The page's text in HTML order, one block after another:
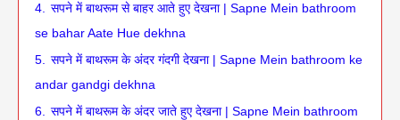
4. सपने में बाथरूम से बाहर आते हुए देखना | Sapne Mein bathroom
se bahar Aate Hue dekhna
5. सपने में बाथरूम के अंदर गंदगी देखना | Sapne Mein bathroom ke
andar gandgi dekhna
6. सपने में बाथरूम के अंदर जाते हुए देखना | Sapne Mein bathroom